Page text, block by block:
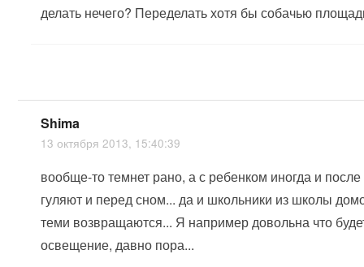
делать нечего? Переделать хотя бы собачью
Shima
13 октября 2013, 15:40:39
вообще-то темнет рано, а с ребенком иногда и после
гуляют и перед сном... да и школьники из школы
теми возвращаются... Я например довольна что
освещение, давно пора...